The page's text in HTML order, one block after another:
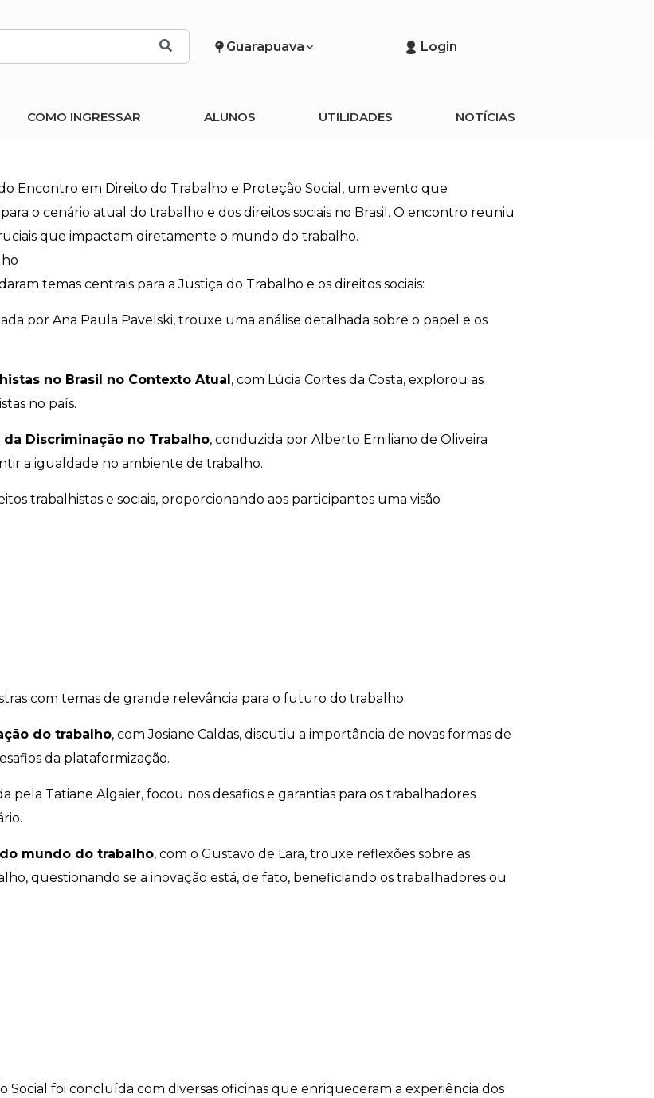
Guarapuava Login
COMO INGRESSAR ALUNOS UTILIDADES NOTÍCIAS
Encontro em Direito do Trabalho e Proteção Social, um evento que
o cenário atual do trabalho e dos direitos sociais no Brasil. O encontro reuniu
que impactam diretamente o mundo do trabalho.
temas centrais para a Justiça do Trabalho e os direitos sociais:
por Ana Paula Pavelski, trouxe uma análise detalhada sobre o papel e os
no Brasil no Contexto Atual , com Lúcia Cortes da Costa, explorou as
no país.
Discriminação no Trabalho, conduzida por Alberto Emiliano de Oliveira
a igualdade no ambiente de trabalho.
trabalhistas e sociais, proporcionando aos participantes uma visão
com temas de grande relevância para o futuro do trabalho:
do trabalho, com Josiane Caldas, discutiu a importância de novas formas de
da plataformização.
pela Tatiane Algaier, focou nos desafios e garantias para os trabalhadores
mundo do trabalho, com o Gustavo de Lara, trouxe reflexões sobre as
questionando se a inovação está, de fato, beneficiando os trabalhadores ou
foi concluída com diversas oficinas que enriqueceram a experiência dos